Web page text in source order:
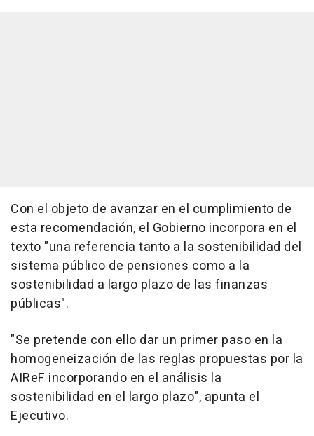
Con el objeto de avanzar en el cumplimiento de
esta recomendación, el Gobierno incorpora en el
texto "una referencia tanto a la sostenibilidad del
sistema público de pensiones como a la
sostenibilidad a largo plazo de las finanzas
públicas".
"Se pretende con ello dar un primer paso en la
homogeneización de las reglas propuestas por la
AIReF incorporando en el análisis la
sostenibilidad en el largo plazo", apunta el
Ejecutivo.